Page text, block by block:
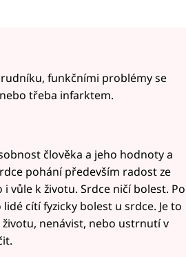
funkčními problémy se
třeba infarktem.
člověka a jeho hodnoty a
pohání především radost ze
vůle k životu. Srdce ničí bolest. Po
cítí fyzicky bolest u srdce. Je to
nenávist, nebo ustrnutí v